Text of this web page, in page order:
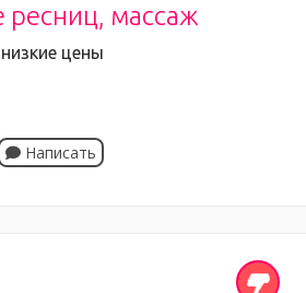
ресниц, массаж
цены
Написать